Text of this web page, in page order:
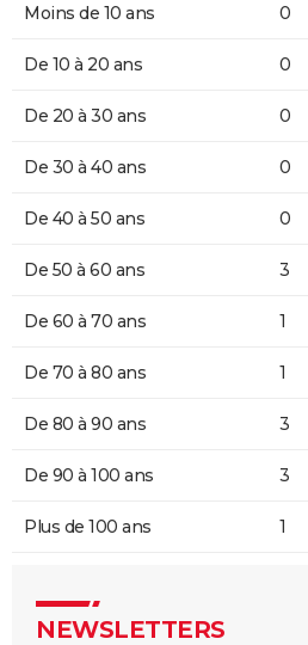
Moins de 10 ans 0
De 10 à 20 ans 0
De 20 à 30 ans 0
De 30 à 40 ans 0
De 40 à 50 ans 0
De 50 à 60 ans 3
De 60 à 70 ans 1
De 70 à 80 ans 1
De 80 à 90 ans 3
De 90 à 100 ans 3
Plus de 100 ans 1
NEWSLETTERS